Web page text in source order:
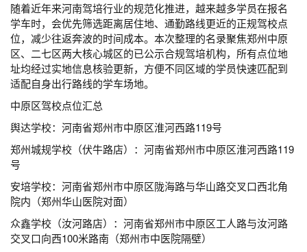
随着近年来河南驾培行业的规范化推进，越来越多学员在报名
学车时，会优先筛选距离居住地、通勤路线更近的正规驾校点
位，减少往返奔波的时间成本。本次整理的名录聚焦郑州中原
区、二七区两大核心城区的已公示合规驾培机构，所有点位地
址均经过实地信息核验更新，方便不同区域的学员快速匹配到
适配自身出行路线的学车场地。
中原区驾校点位汇总
舆达学校：河南省郑州市中原区淮河西路119号
郑州城规学校（伏牛路店）：河南省郑州市中原区淮河西路119
号
安培学校：河南省郑州市中原区陇海路与华山路交叉口西北角
院内（郑州华山医院对面）
众鑫学校（汝河路店）：河南省郑州市中原区工人路与汝河路
交叉口向西100米路南（郑州市中医院隔壁）